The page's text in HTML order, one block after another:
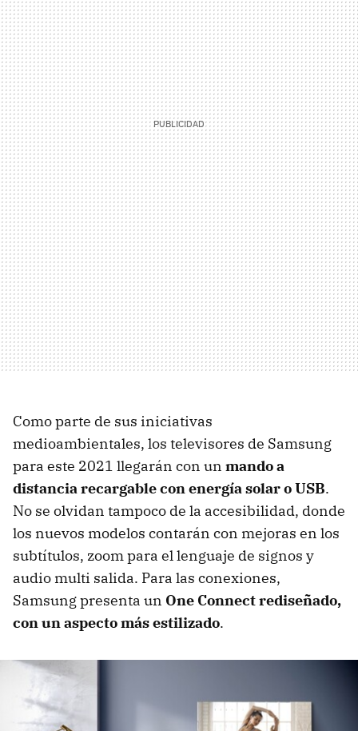
Como parte de sus iniciativas
medioambientales, los televisores de Samsung
para este 2021 llegarán con un mando a
distancia recargable con energía solar o USB.
No se olvidan tampoco de la accesibilidad, donde
los nuevos modelos contarán con mejoras en los
subtítulos, zoom para el lenguaje de signos y
audio multi salida. Para las conexiones,
Samsung presenta un One Connect rediseñado,
con un aspecto más estilizado.